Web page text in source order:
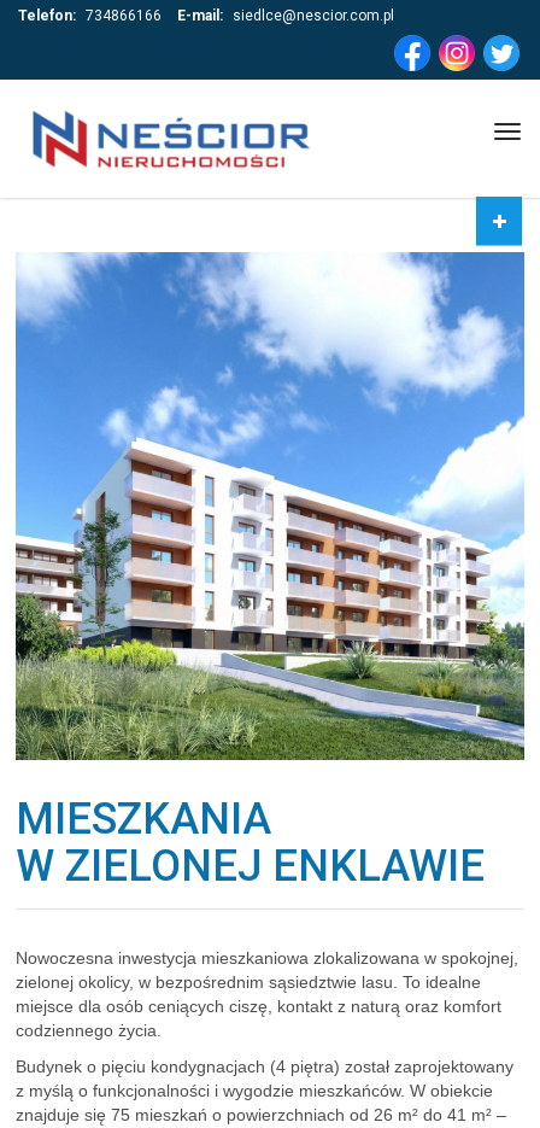
Telefon: 734866166 E-mail: siedlce@nescior.com.pl
MIESZKANIA
W ZIELONEJ ENKLAWIE
Nowoczesna inwestycja mieszkaniowa zlokalizowana w spokojnej,
zielonej okolicy, w bezpośrednim sąsiedztwie lasu. To idealne
miejsce dla osób ceniących ciszę, kontakt z naturą oraz komfort
codziennego życia.
Budynek o pięciu kondygnacjach (4 piętra) został zaprojektowany
z myślą o funkcjonalności i wygodzie mieszkańców. W obiekcie
znajduje się 75 mieszkań o powierzchniach od 26 m² do 41 m² –